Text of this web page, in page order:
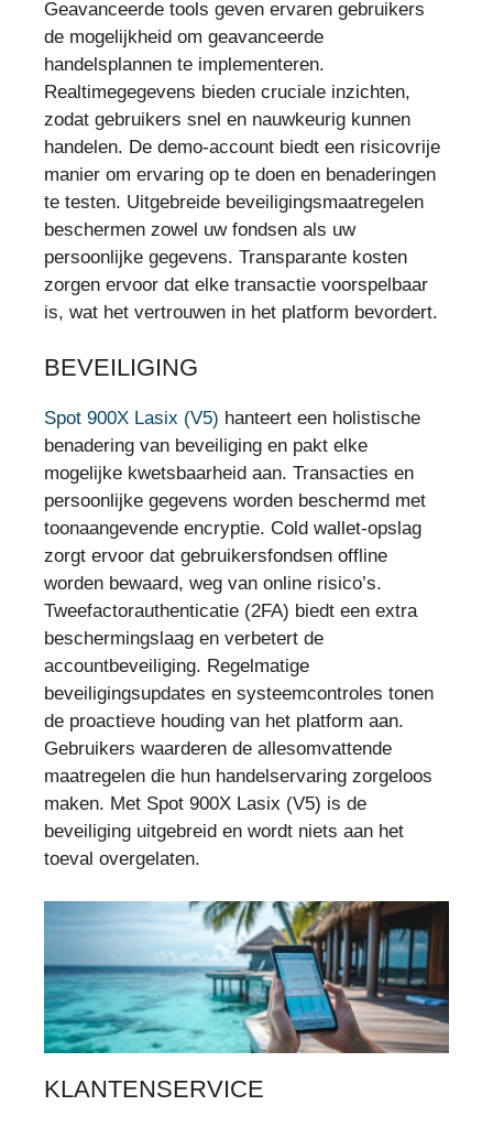
Geavanceerde tools geven ervaren gebruikers
de mogelijkheid om geavanceerde
handelsplannen te implementeren.
Realtimegegevens bieden cruciale inzichten,
zodat gebruikers snel en nauwkeurig kunnen
handelen. De demo-account biedt een risicovrije
manier om ervaring op te doen en benaderingen
te testen. Uitgebreide beveiligingsmaatregelen
beschermen zowel uw fondsen als uw
persoonlijke gegevens. Transparante kosten
zorgen ervoor dat elke transactie voorspelbaar
is, wat het vertrouwen in het platform bevordert.
BEVEILIGING
Spot 900X Lasix (V5) hanteert een holistische
benadering van beveiliging en pakt elke
mogelijke kwetsbaarheid aan. Transacties en
persoonlijke gegevens worden beschermd met
toonaangevende encryptie. Cold wallet-opslag
zorgt ervoor dat gebruikersfondsen offline
worden bewaard, weg van online risico’s.
Tweefactorauthenticatie (2FA) biedt een extra
beschermingslaag en verbetert de
accountbeveiliging. Regelmatige
beveiligingsupdates en systeemcontroles tonen
de proactieve houding van het platform aan.
Gebruikers waarderen de allesomvattende
maatregelen die hun handelservaring zorgeloos
maken. Met Spot 900X Lasix (V5) is de
beveiliging uitgebreid en wordt niets aan het
toeval overgelaten.
KLANTENSERVICE